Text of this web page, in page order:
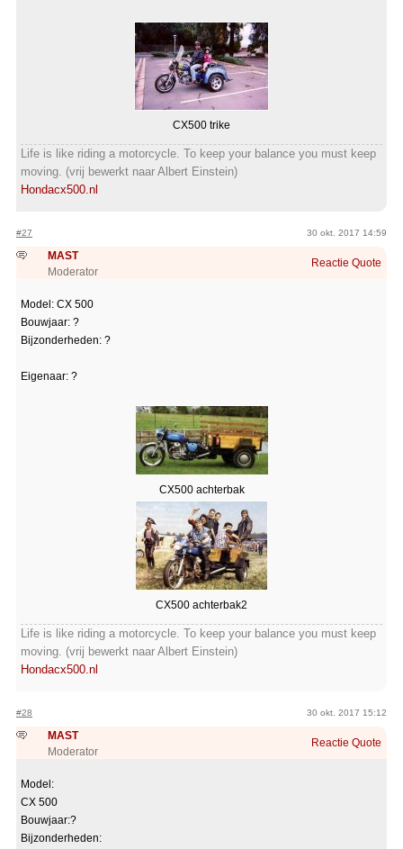
CX500 trike
Life is like riding a motorcycle. To keep your balance you must keep
moving. (vrij bewerkt naar Albert Einstein)
Hondacx500.nl
#27 30 okt. 2017 14:59
MAST
Moderator
Reactie Quote
Model: CX 500
Bouwjaar: ?
Bijzonderheden: ?
Eigenaar: ?
CX500 achterbak
CX500 achterbak2
Life is like riding a motorcycle. To keep your balance you must keep
moving. (vrij bewerkt naar Albert Einstein)
Hondacx500.nl
#28 30 okt. 2017 15:12
MAST
Moderator
Reactie Quote
Model:
CX 500
Bouwjaar:?
Bijzonderheden: